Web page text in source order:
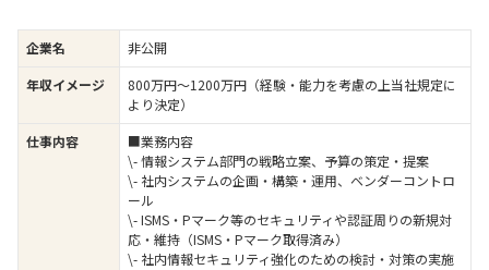
企業名
非公開
年収イメージ
800万円〜1200万円（経験・能力を考慮の上当社規定に
より決定）
仕事内容
■業務内容
\- 情報システム部門の戦略立案、予算の策定・提案
\- 社内システムの企画・構築・運用、ベンダーコントロ
ール
\- ISMS・Pマーク等のセキュリティや認証周りの新規対
応・維持（ISMS・Pマーク取得済み）
\- 社内情報セキュリティ強化のための検討・対策の実施